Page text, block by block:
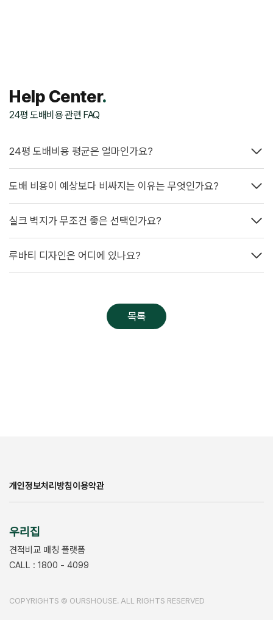
Help Center.
24평 도배비용 관련 FAQ
24평 도배비용 평균은 얼마인가요?
도배 비용이 예상보다 비싸지는 이유는 무엇인가요?
실크 벽지가 무조건 좋은 선택인가요?
루바티 디자인은 어디에 있나요?
목록
개인정보처리방침이용약관
우리집
견적비교 매칭 플랫폼
CALL : 1800 - 4099
COPYRIGHTS © OURSHOUSE. ALL RIGHTS RESERVED